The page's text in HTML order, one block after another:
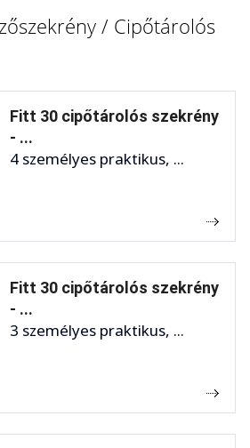
/ Cipőtárolós
Fitt 30 cipőtárolós szekrény
- ...
4 személyes praktikus, ...
Fitt 30 cipőtárolós szekrény
- ...
3 személyes praktikus, ...